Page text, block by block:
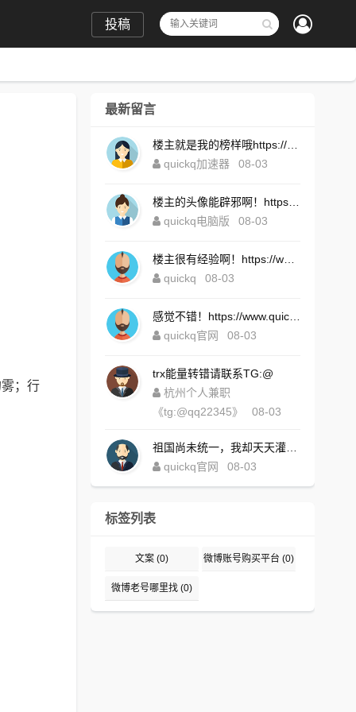
投稿
；行
最新留言
quickq加速器
08-03
quickq电脑版
08-03
quickq
08-03
quickq官网
08-03
trx能量转错请联系TG:@
杭州个人兼职
《tg:@qq22345》
08-03
quickq官网
08-03
标签列表
文案 (0) 微博账号购买平台 (0)
微博老号哪里找 (0)